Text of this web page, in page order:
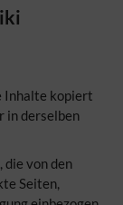
Inhalte kopiert
in derselben
die von den
Seiten,